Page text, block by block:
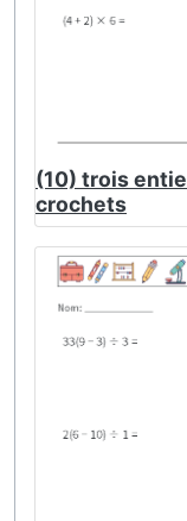
(10) trois
crochets